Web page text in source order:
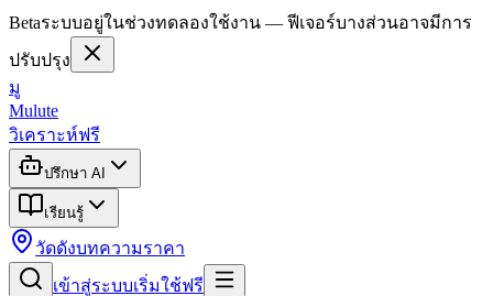
Betaระบบอยู่ในช่วงทดลองใช้งาน — ฟีเจอร์บางส่วนอาจมีการ
ปรับปรุง
มู
Mulute
วิเคราะห์ฟรี
ปรึกษา AI
เรียนรู้
วัดดังบทความราคา
เข้าสู่ระบบเริ่มใช้ฟรี